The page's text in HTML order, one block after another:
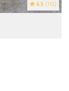
4.5 (110)